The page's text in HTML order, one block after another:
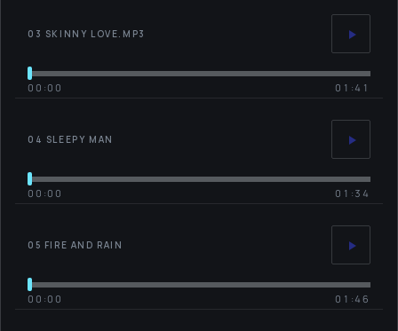
03 SKINNY LOVE.MP3
00:00 01:41
04 SLEEPY MAN
00:00 01:34
05 FIRE AND RAIN
00:00 01:46